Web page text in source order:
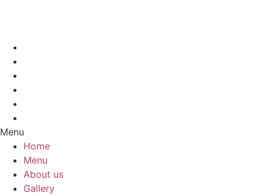
Menu
Home
Menu
About us
Gallery